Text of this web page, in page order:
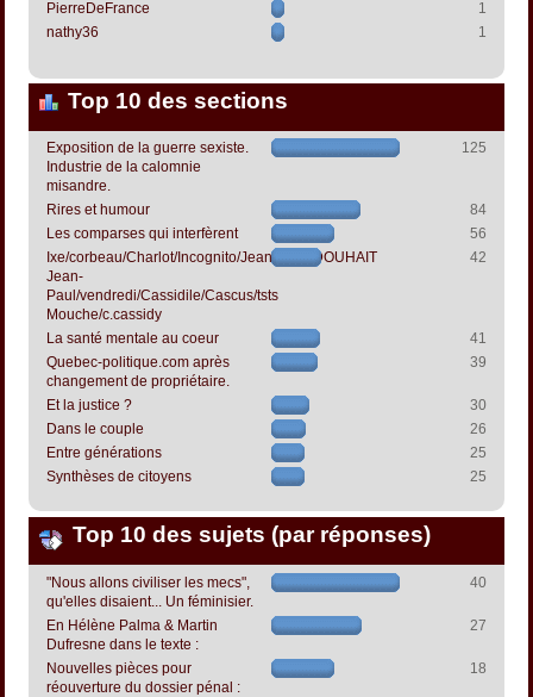
PierreDeFrance
1
nathy36
1
Top 10 des sections
Exposition de la guerre sexiste.
Industrie de la calomnie
misandre.
125
Rires et humour
84
Les comparses qui interfèrent
56
Ixe/corbeau/Charlot/Incognito/Jeanpapol/DOUHAIT
Jean-
Paul/vendredi/Cassidile/Cascus/tsts
Mouche/c.cassidy
42
La santé mentale au coeur
41
Quebec-politique.com après
changement de propriétaire.
39
Et la justice ?
30
Dans le couple
26
Entre générations
25
Synthèses de citoyens
25
Top 10 des sujets (par réponses)
"Nous allons civiliser les mecs",
qu'elles disaient... Un féminisier.
40
En Hélène Palma & Martin
Dufresne dans le texte :
27
Nouvelles pièces pour
réouverture du dossier pénal :
18